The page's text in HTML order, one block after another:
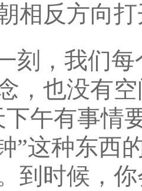
相反方向
刻，我们
，也没有
午有事情
”这种东西
到时候，